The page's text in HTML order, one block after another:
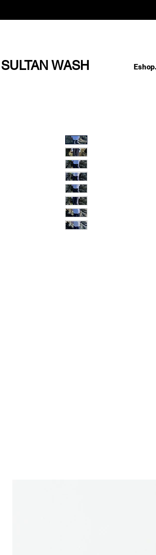
SULTAN WASH Eshop.